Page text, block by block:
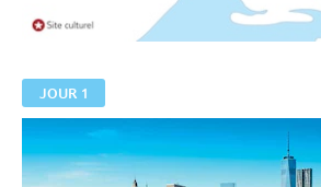
JOUR 1